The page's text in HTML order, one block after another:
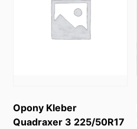
Opony Kleber
Quadraxer 3 225/50R17